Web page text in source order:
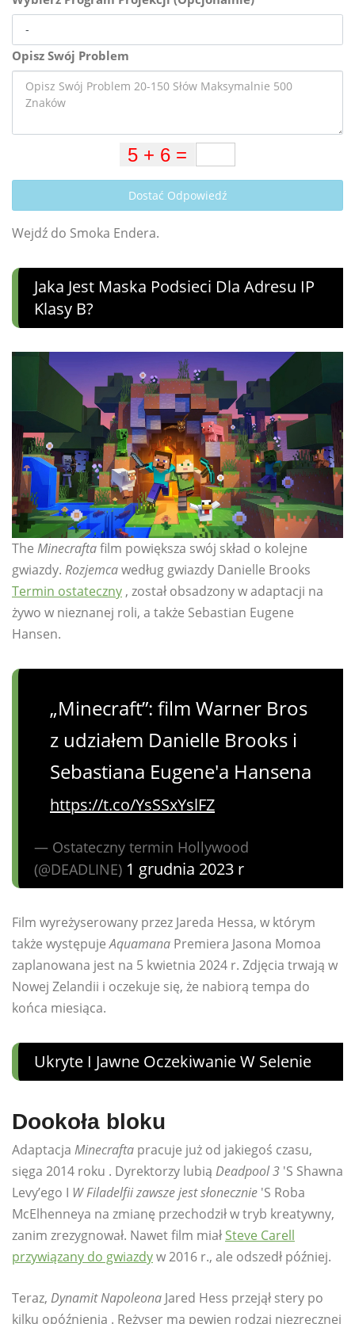
Opisz Swój Problem
Dostać Odpowiedź
Wejdź do Smoka Endera.
Jaka Jest Maska ​​podsieci Dla Adresu IP
Klasy B?
The Minecraftafilm powiększa swój skład o kolejne
gwiazdy. Rozjemcawedług gwiazdy Danielle Brooks
Termin ostateczny , został obsadzony w adaptacji na
żywo w nieznanej roli, a także Sebastian Eugene
Hansen.
„Minecraft”: film Warner Bros
z udziałem Danielle Brooks i
Sebastiana Eugene'a Hansena
https://t.co/YsSSxYslFZ
— Ostateczny termin Hollywood
(@DEADLINE) 1 grudnia 2023 r
Film wyreżyserowany przez Jareda Hessa, w którym
także występujeAquamana Premiera Jasona Momoa
zaplanowana jest na 5 kwietnia 2024 r. Zdjęcia trwają w
Nowej Zelandii i oczekuje się, że nabiorą tempa do
końca miesiąca.
Ukryte I Jawne Oczekiwanie W Selenie
Dookoła bloku
Adaptacja Minecrafta pracuje już od jakiegoś czasu,
sięga 2014 roku . Dyrektorzy lubią Deadpool 3 'S Shawna
Levy’ego I W Filadelfii zawsze jest słonecznie 'S Roba
McElhenneya na zmianę przechodził w tryb kreatywny,
zanim zrezygnował. Nawet film miał Steve Carell
przywiązany do gwiazdyw 2016 r., ale odszedł później.
Teraz, Dynamit Napoleona Jared Hess przejął stery po
kilku opóźnienia . Reżyser ma pewien rodzaj niezręcznej